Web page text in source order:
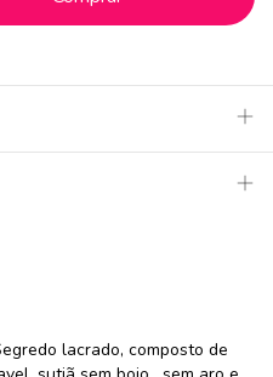
lacrado, composto de